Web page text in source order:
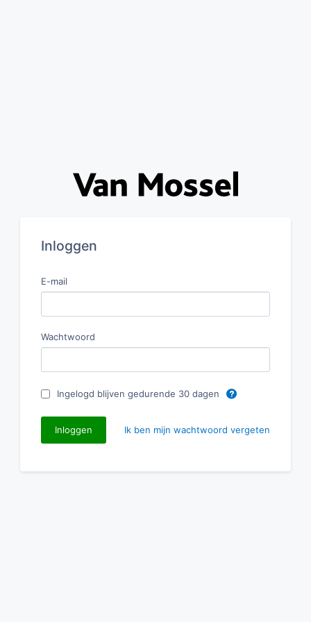
Inloggen
E-mail
Wachtwoord
Ingelogd blijven gedurende 30 dagen
Ik ben mijn wachtwoord vergeten